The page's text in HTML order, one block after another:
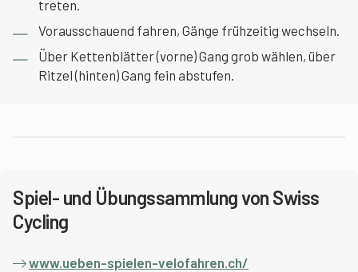
treten.
Vorausschauend fahren, Gänge frühzeitig wechseln.
Über Kettenblätter (vorne) Gang grob wählen, über
Ritzel (hinten) Gang fein abstufen.
Spiel- und Übungssammlung von Swiss
Cycling
www.ueben-spielen-velofahren.ch/